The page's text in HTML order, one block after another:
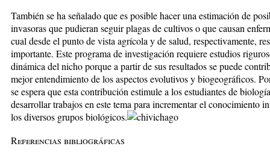
También se ha señalado que es posible hacer una estimación de
invasoras que pudieran seguir plagas de cultivos o que causan
cual desde el punto de vista agrícola y de salud, respectivamente,
importante. Este programa de investigación requiere estudios
dinámica del nicho porque a partir de sus resultados se puede
mejor entendimiento de los aspectos evolutivos y biogeográficos.
se espera que esta contribución estimule a los estudiantes de
desarrollar trabajos en este tema para incrementar el conocimiento
los diversos grupos biológicos.
Referencias bibliográficas